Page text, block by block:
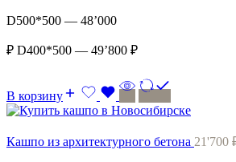
D500*500 — 48’000
₽ D400*500 — 49’800 ₽
В корзину
Кашпо из архитектурного бетона 21'700